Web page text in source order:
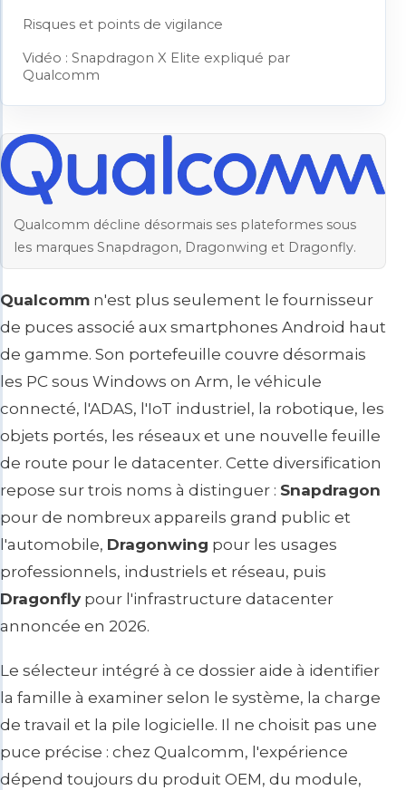
Risques et points de vigilance
Vidéo : Snapdragon X Elite expliqué par
Qualcomm
Qualcomm décline désormais ses plateformes sous
les marques Snapdragon, Dragonwing et Dragonfly.
Qualcomm n'est plus seulement le fournisseur
de puces associé aux smartphones Android haut
de gamme. Son portefeuille couvre désormais
les PC sous Windows on Arm, le véhicule
connecté, l'ADAS, l'IoT industriel, la robotique, les
objets portés, les réseaux et une nouvelle feuille
de route pour le datacenter. Cette diversification
repose sur trois noms à distinguer : Snapdragon
pour de nombreux appareils grand public et
l'automobile, Dragonwing pour les usages
professionnels, industriels et réseau, puis
Dragonfly pour l'infrastructure datacenter
annoncée en 2026.
Le sélecteur intégré à ce dossier aide à identifier
la famille à examiner selon le système, la charge
de travail et la pile logicielle. Il ne choisit pas une
puce précise : chez Qualcomm, l'expérience
dépend toujours du produit OEM, du module,